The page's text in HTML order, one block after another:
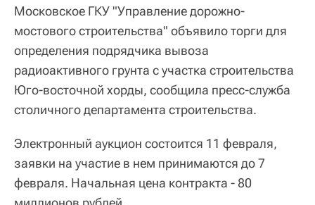
Московское ГКУ "Управление дорожно-
мостового строительства" объявило торги для
определения подрядчика вывоза
радиоактивного грунта с участка строительства
Юго-восточной хорды, сообщила пресс-служба
столичного департамента строительства.
Электронный аукцион состоится 11 февраля,
заявки на участие в нем принимаются до 7
февраля. Начальная цена контракта - 80